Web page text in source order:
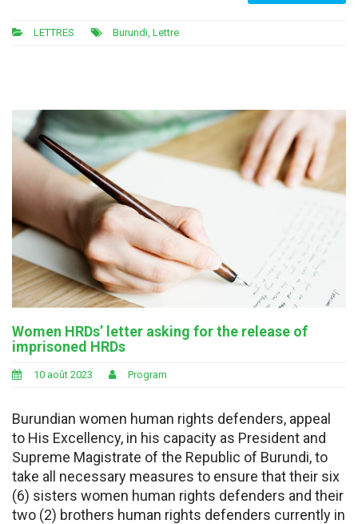
LETTRES Burundi Lettre
Women HRDs’ letter asking for the release of
imprisoned HRDs
10 août 2023 Program
Burundian women human rights defenders, appeal
to His Excellency, in his capacity as President and
Supreme Magistrate of the Republic of Burundi, to
take all necessary measures to ensure that their six
(6) sisters women human rights defenders and their
two (2) brothers human rights defenders currently in